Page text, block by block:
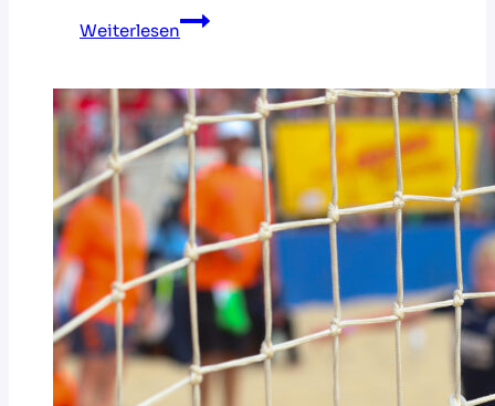
Weiterlesen
Jetzt
für
Beachhandballtrainer